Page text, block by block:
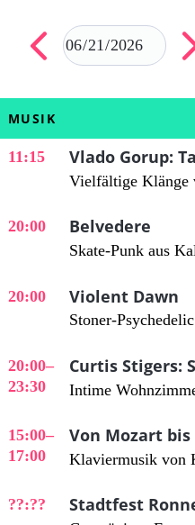
MUSIK
11:15 Vlado Gorup:
Vielfältige Klänge
20:00 Belvedere
Skate-Punk aus
20:00 Violent Dawn
Stoner-
20:00–
23:30
Curtis Stigers:
Intime
15:00–
17:00
Von Mozart
Klaviermusik von
??:?? Stadtfest